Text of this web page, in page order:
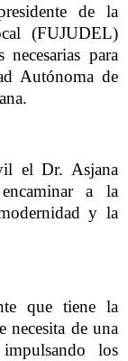
de la
(FUJUDEL)
para
Autónoma de
el Dr. Asjana
a la
y la
que tiene la
necesita de una
los